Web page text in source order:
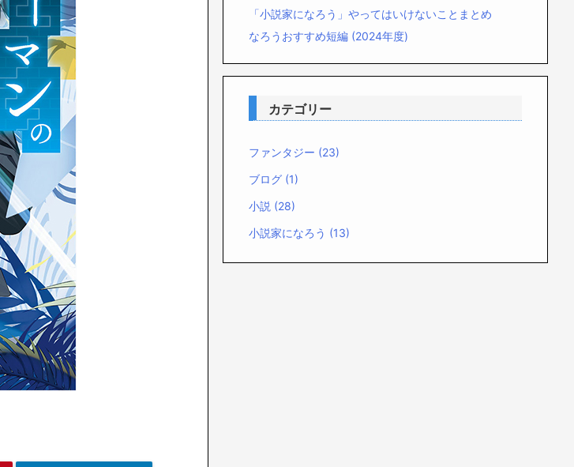
「小説家になろう」やってはいけないことまとめ
なろうおすすめ短編 (2024年度)
カテゴリー
ファンタジー (23)
ブログ (1)
小説 (28)
小説家になろう (13)